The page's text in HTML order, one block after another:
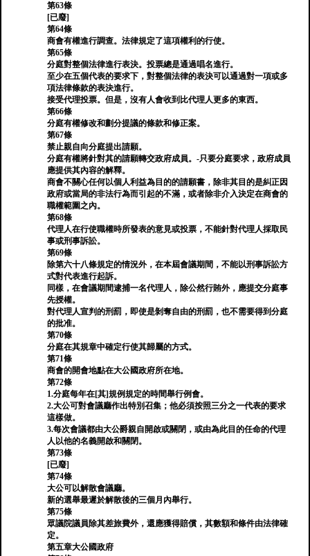
第63條
[已廢]
第64條
商會有權進行調查。法律規定了這項權利的行使。
第65條
分庭對整個法律進行表決。投票總是通過唱名進行。
至少在五個代表的要求下，對整個法律的表決可以通過對一項或多
項法律條款的表決進行。
接受代理投票。但是，沒有人會收到比代理人更多的東西。
第66條
分庭有權修改和劃分提議的條款和修正案。
第67條
禁止親自向分庭提出請願。
分庭有權將針對其的請願轉交政府成員。-只要分庭要求，政府成員
應提供其內容的解釋。
商會不關心任何以個人利益為目的的請願書，除非其目的是糾正因
政府或當局的非法行為而引起的不滿，或者除非介入決定在商會的
職權範圍之內。
第68條
代理人在行使職權時所發表的意見或投票，不能針對代理人採取民
事或刑事訴訟。
第69條
除第六十八條規定的情況外，在本屆會議期間，不能以刑事訴訟方
式對代表進行起訴。
同樣，在會議期間逮捕一名代理人，除公然行賄外，應提交分庭事
先授權。
對代理人宣判的刑罰，即使是剝奪自由的刑罰，也不需要得到分庭
的批准。
第70條
分庭在其規章中確定行使其歸屬的方式。
第71條
商會的開會地點在大公國政府所在地。
第72條
1.分庭每年在[其]規例規定的時間舉行例會。
2.大公可對會議廳作出特別召集；他必須按照三分之一代表的要求
這樣做。
3.每次會議都由大公爵親自開啟或關閉，或由為此目的任命的代理
人以他的名義開啟和關閉。
第73條
[已廢]
第74條
大公可以解散會議廳。
新的選舉最遲於解散後的三個月內舉行。
第75條
眾議院議員除其差旅費外，還應獲得賠償，其數額和條件由法律確
定。
第五章大公國政府